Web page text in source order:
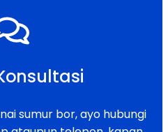
sumur bor, ayo hubungi